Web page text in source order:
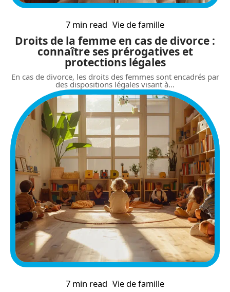
7 min read Vie de famille
Droits de la femme en cas de divorce :
connaître ses prérogatives et
protections légales
En cas de divorce, les droits des femmes sont encadrés par
des dispositions légales visant à…
7 min read Vie de famille